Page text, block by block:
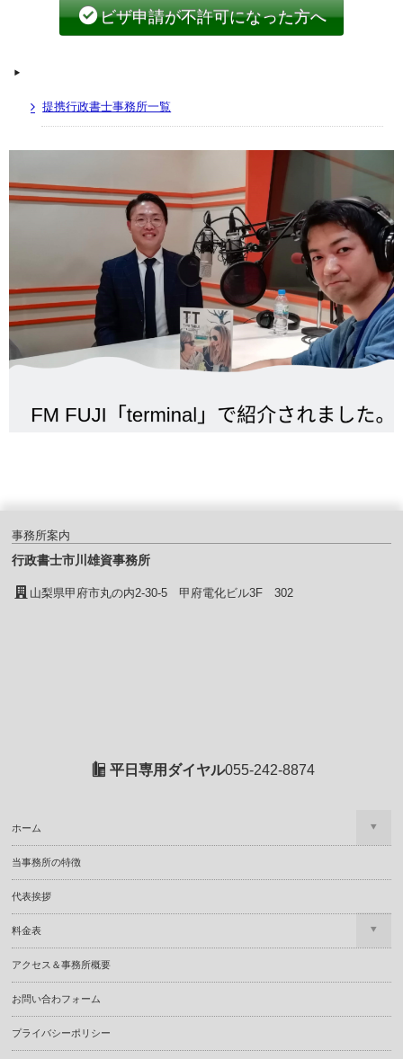
ビザ申請が不許可になった方へ
提携行政書士事務所一覧
事務所案内
行政書士市川雄資事務所
山梨県甲府市丸の内2-30-5 甲府電化ビル3F 302
平日専用ダイヤル055-242-8874
ホーム
当事務所の特徴
代表挨拶
料金表
アクセス＆事務所概要
お問い合わフォーム
プライバシーポリシー